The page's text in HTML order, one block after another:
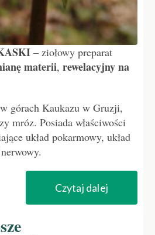
– ziołowy preparat
materii, rewelacyjny na
górach Kaukazu w Gruzji,
mróz. Posiada właściwości
układ pokarmowy, układ
Czytaj dalej